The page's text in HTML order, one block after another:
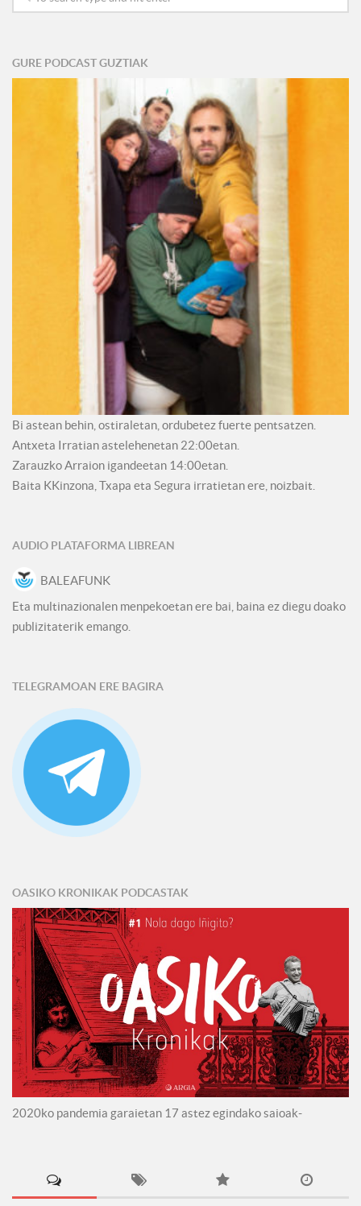
GURE PODCAST GUZTIAK
Bi astean behin, ostiraletan, ordubetez fuerte pentsatzen.
Antxeta Irratian astelehenetan 22:00etan.
Zarauzko Arraion igandeetan 14:00etan.
Baita KKinzona, Txapa eta Segura irratietan ere, noizbait.
AUDIO PLATAFORMA LIBREAN
BALEAFUNK
Eta multinazionalen menpekoetan ere bai, baina ez diegu doako
publizitaterik emango.
TELEGRAMOAN ERE BAGIRA
OASIKO KRONIKAK PODCASTAK
2020ko pandemia garaietan 17 astez egindako saioak-